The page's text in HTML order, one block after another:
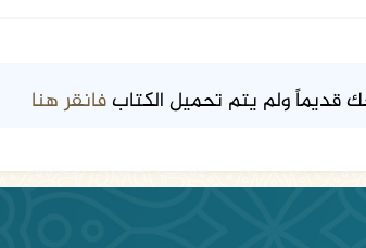
ولم يتم تحميل الكتابفانقر هنا